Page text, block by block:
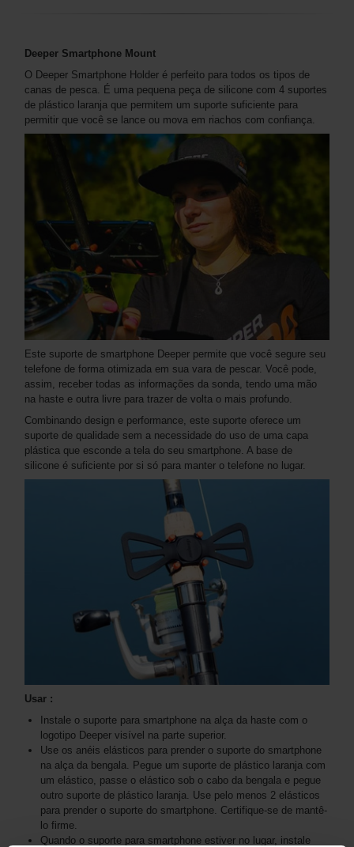
Deeper Smartphone Mount
O Deeper Smartphone Holder é perfeito para todos os tipos de
canas de pesca. É uma pequena peça de silicone com 4 suportes
de plástico laranja que permitem um suporte suficiente para
permitir que você se lance ou mova em riachos com confiança.
Este suporte de smartphone Deeper permite que você segure seu
telefone de forma otimizada em sua vara de pescar. Você pode,
assim, receber todas as informações da sonda, tendo uma mão
na haste e outra livre para trazer de volta o mais profundo.
Combinando design e performance, este suporte oferece um
suporte de qualidade sem a necessidade do uso de uma capa
plástica que esconde a tela do seu smartphone. A base de
silicone é suficiente por si só para manter o telefone no lugar.
Usar :
Instale o suporte para smartphone na alça da haste com o
logotipo Deeper visível na parte superior.
Use os anéis elásticos para prender o suporte do smartphone
na alça da bengala. Pegue um suporte de plástico laranja com
um elástico, passe o elástico sob o cabo da bengala e pegue
outro suporte de plástico laranja. Use pelo menos 2 elásticos
para prender o suporte do smartphone. Certifique-se de mantê-
lo firme.
Quando o suporte para smartphone estiver no lugar, instale